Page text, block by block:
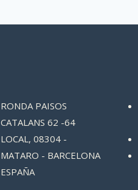
RONDA PAISOS
CATALANS 62 -64
LOCAL, 08304 -
MATARO - BARCELONA
ESPAÑA